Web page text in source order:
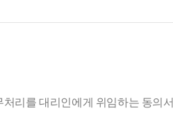
리를 대리인에게 위임하는 동의서